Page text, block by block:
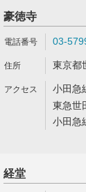
豪徳寺
03-
東京都
小田急
東急世
小田急
経堂